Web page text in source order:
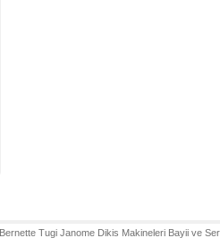
Tugi Janome Dikis Makineleri Bayii ve